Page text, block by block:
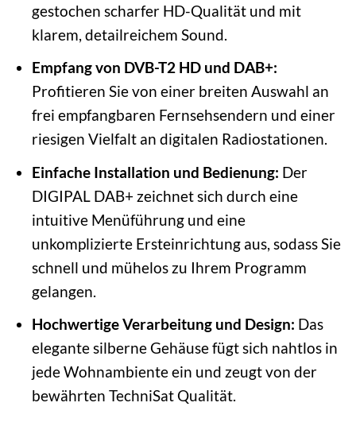
gestochen scharfer HD-Qualität und mit
klarem, detailreichem Sound.
Empfang von DVB-T2 HD und DAB+:
Profitieren Sie von einer breiten Auswahl an
frei empfangbaren Fernsehsendern und einer
riesigen Vielfalt an digitalen Radiostationen.
Einfache Installation und Bedienung: Der
DIGIPAL DAB+ zeichnet sich durch eine
intuitive Menüführung und eine
unkomplizierte Ersteinrichtung aus, sodass Sie
schnell und mühelos zu Ihrem Programm
gelangen.
Hochwertige Verarbeitung und Design: Das
elegante silberne Gehäuse fügt sich nahtlos in
jede Wohnambiente ein und zeugt von der
bewährten TechniSat Qualität.